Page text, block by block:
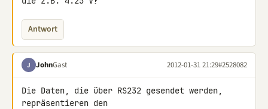
Antwort
J JohnGast 2012-01-31 21:29#2528082
Die Daten, die über RS232 gesendet werden,
repräsentieren den